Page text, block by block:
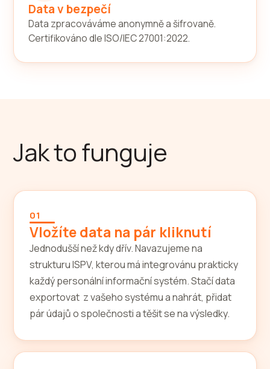
Data v bezpečí
Data zpracováváme anonymně a šifrovaně.
Certifikováno dle ISO/IEC 27001:2022.
Jak to funguje
01
Vložíte data na pár kliknutí
Jednodušší než kdy dřív. Navazujeme na
strukturu ISPV, kterou má integrovánu prakticky
každý personální informační systém. Stačí data
exportovat z vašeho systému a nahrát, přidat
pár údajů o společnosti a těšit se na výsledky.